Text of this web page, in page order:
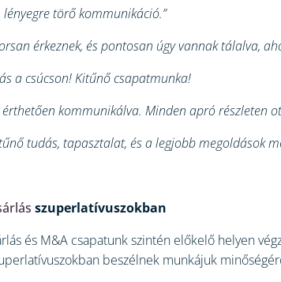
lényegre törő kommunikáció.”
érkeznek, és pontosan úgy vannak tálalva,
a csúcson! Kitűnő csapatmunka!
kommunikálva. Minden apró részleten
tudás, tapasztalat, és a legjobb megoldások
szuperlatívuszokban
és M&A csapatunk szintén előkelő helyen
beszélnek munkájuk